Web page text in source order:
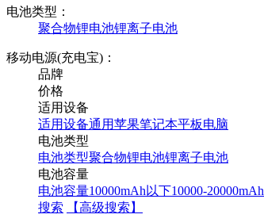
电池类型：
聚合物锂电池锂离子电池
移动电源(充电宝)：
品牌
价格
适用设备
适用设备通用苹果笔记本平板电脑
电池类型
电池类型聚合物锂电池锂离子电池
电池容量
电池容量10000mAh以下10000-20000mAh
搜索
【高级搜索】